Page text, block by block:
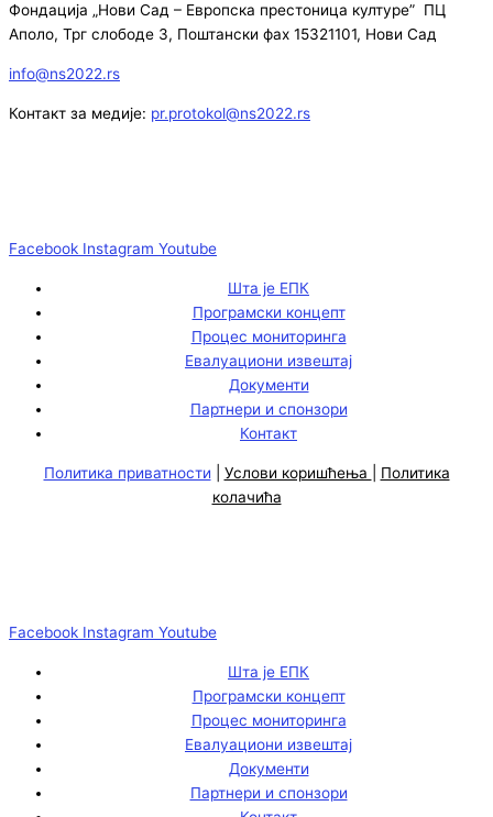
Фондација „Нови Сад – Европска престоница културе” ПЦ
Аполо, Трг слободе 3, Поштански фах 15321101, Нови Сад
info@ns2022.rs
Контакт за медије: pr.protokol@ns2022.rs
Facebook Instagram Youtube
Шта је ЕПК
Програмски концепт
Процес мониторинга
Евалуациони извештај
Документи
Партнери и спонзори
Контакт
Политика приватности Услови коришћења
Политика
колачића
Facebook Instagram Youtube
Шта је ЕПК
Програмски концепт
Процес мониторинга
Евалуациони извештај
Документи
Партнери и спонзори